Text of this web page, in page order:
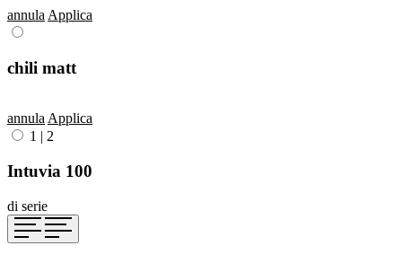
annula Applica
chili matt
annula Applica
1 | 2
Intuvia 100
di serie